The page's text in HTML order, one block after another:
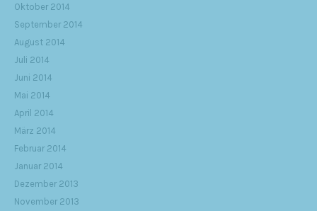
Oktober 2014
September 2014
August 2014
Juli 2014
Juni 2014
Mai 2014
April 2014
März 2014
Februar 2014
Januar 2014
Dezember 2013
November 2013